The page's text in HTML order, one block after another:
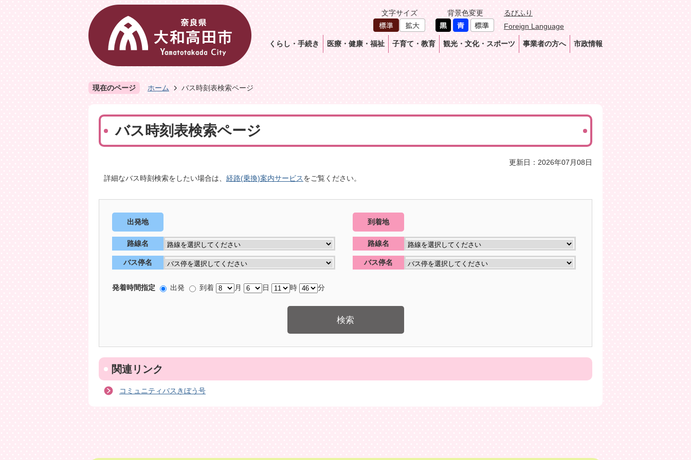
文字サイズ 背景色変更
るびふり
Foreign Language
くらし・手続き 医療・健康・福祉 子育て・教育 観光・文化・スポーツ 事業者の方へ 市政情報
現在のページ ホーム バス時刻表検索ページ
バス時刻表検索ページ
更新日：2026年07月08日
詳細なバス時刻検索をしたい場合は、 経路(乗換)案内サービスをご覧ください。
出発地
路線名
バス停名
到着地
路線名
バス停名
発着時間指定 出発 到着 月 日 時 分
関連リンク
コミュニティバスきぼう号